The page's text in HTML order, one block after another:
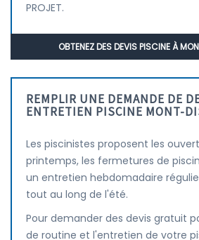
PROJET.
OBTENEZ DES DEVIS PISCINE À
REMPLIR UNE DEMANDE DE
ENTRETIEN PISCINE MONT-
Les piscinistes proposent les
printemps, les fermetures de
un entretien hebdomadaire
tout au long de l'été.
Pour demander des devis gratuit
de routine et l'entretien de votre